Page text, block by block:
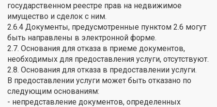
государственном реестре прав на недвижимое
имущество и сделок с ним.
2.6.4 Документы, предусмотренные пунктом 2.6 могут
быть направлены в электронной форме.
2.7. Основания для отказа в приеме документов,
необходимых для предоставления услуги, отсутствуют.
2.8. Основания для отказа в предоставлении услуги.
В предоставлении услуги может быть отказано по
следующим основаниям:
- непредставление документов, определенных